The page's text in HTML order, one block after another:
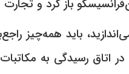
باز کرد و تجارت
باید همه‌چیز
اتاق رسیدگی به